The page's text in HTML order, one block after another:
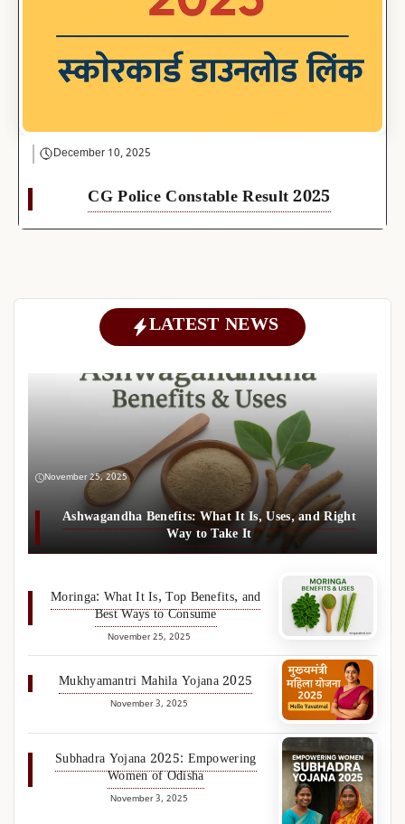
December 10, 2025
CG Police Constable Result 2025
LATEST NEWS
November 25, 2025
Ashwagandha Benefits: What It Is, Uses, and Right
Way to Take It
Moringa: What It Is, Top Benefits, and
Best Ways to Consume
November 25, 2025
Mukhyamantri Mahila Yojana 2025
November 3, 2025
Subhadra Yojana 2025: Empowering
Women of Odisha
November 3, 2025